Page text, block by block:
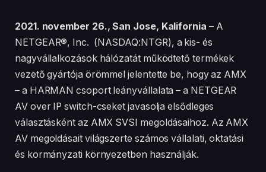
2021. november 26., San Jose, Kalifornia – A
NETGEAR®, Inc. (NASDAQ:NTGR), a kis- és
nagyvállalkozások hálózatát működtető termékek
vezető gyártója örömmel jelentette be, hogy az AMX
– a HARMAN csoport leányvállalata – a NETGEAR
AV over IP switch-cseket javasolja elsődleges
választásként az AMX SVSI megoldásaihoz. Az AMX
AV megoldásait világszerte számos vállalati, oktatási
és kormányzati környezetben használják.